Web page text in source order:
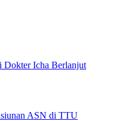
Icha Berlanjut
ASN di TTU